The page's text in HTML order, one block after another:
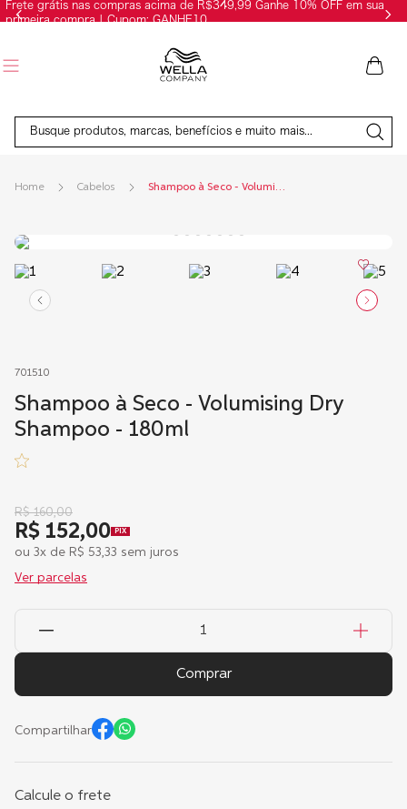
Frete grátis nas compras acima de R$349,99 Ganhe 10% OFF em sua
primeira compra | Cupom: GANHE10
Busque produtos, marcas, benefícios e muito mais...
Cabelos Shampoo à Seco - Volumising Dry Shampoo - 180ml
701510
Shampoo à Seco - Volumising Dry
Shampoo - 180ml
R$ 160,00
R$ 152,00 PIX
ou 3x de R$ 53,33 sem juros
Ver parcelas
Comprar
Compartilhar